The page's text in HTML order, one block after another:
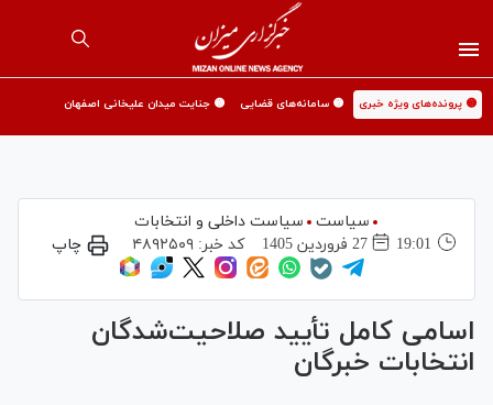
🟡 پرونده‌های ویژه خبری 🟡 سامانه‌های قضایی 🟡 جنایت میدان علیخانی اصفهان
سیاست
سیاست داخلی و انتخابات
19:01
27 فروردين 1405 کد خبر:۴۸۹۲۵۰۹ چاپ
اسامی کامل تأیید صلاحیت‌شدگان
انتخابات خبرگان